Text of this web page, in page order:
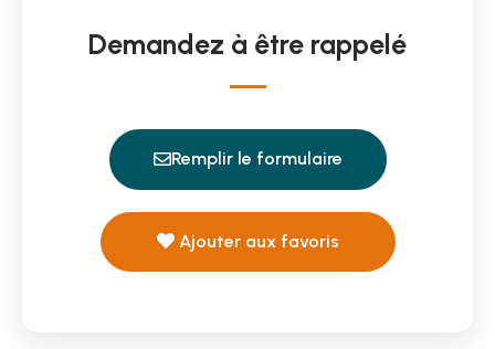
Demandez à être rappelé
Remplir le formulaire
Ajouter aux favoris